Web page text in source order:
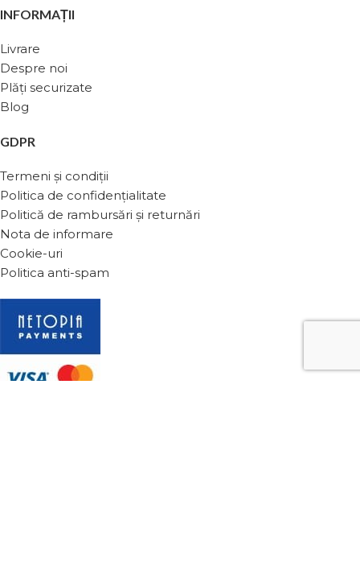
INFORMAȚII
Livrare
Despre noi
Plăți securizate
Blog
GDPR
Termeni și condiții
Politica de confidențialitate
Politică de rambursări și returnări
Nota de informare
Cookie-uri
Politica anti-spam